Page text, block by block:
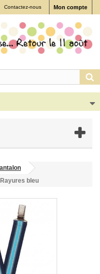
Mon compte
Contactez-nous
bleu